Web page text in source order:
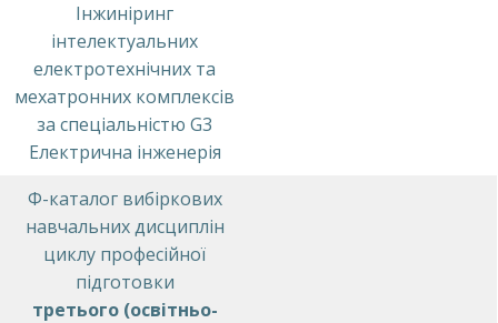
Інжиніринг
інтелектуальних
електротехнічних та
мехатронних комплексів
за спеціальністю G3
Електрична інженерія
Ф-каталог вибіркових
навчальних дисциплін
циклу професійної
підготовки
третього (освітньо-